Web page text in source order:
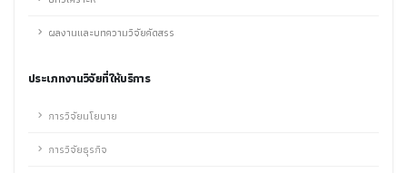
ผลงานและบทความวิจัยคัดสรร
ประเภทงานวิจัยที่ให้บริการ
การวิจัยนโยบาย
การวิจัยธุรกิจ